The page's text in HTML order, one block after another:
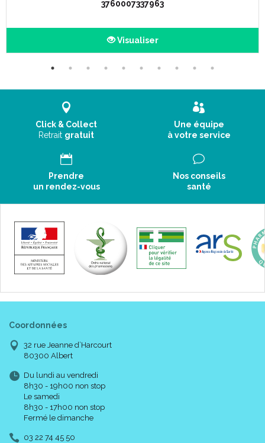
3760007337963
Visualiser
Click & Collect
Retrait gratuit
Une équipe
à votre service
Prendre
un rendez-vous
Nos conseils
santé
Coordonnées
32 rue Jeanne d’Harcourt
80300 Albert
Du lundi au vendredi
8h30 - 19h00 non stop
Le samedi
8h30 - 17h00 non stop
Fermé le dimanche
03 22 74 45 50